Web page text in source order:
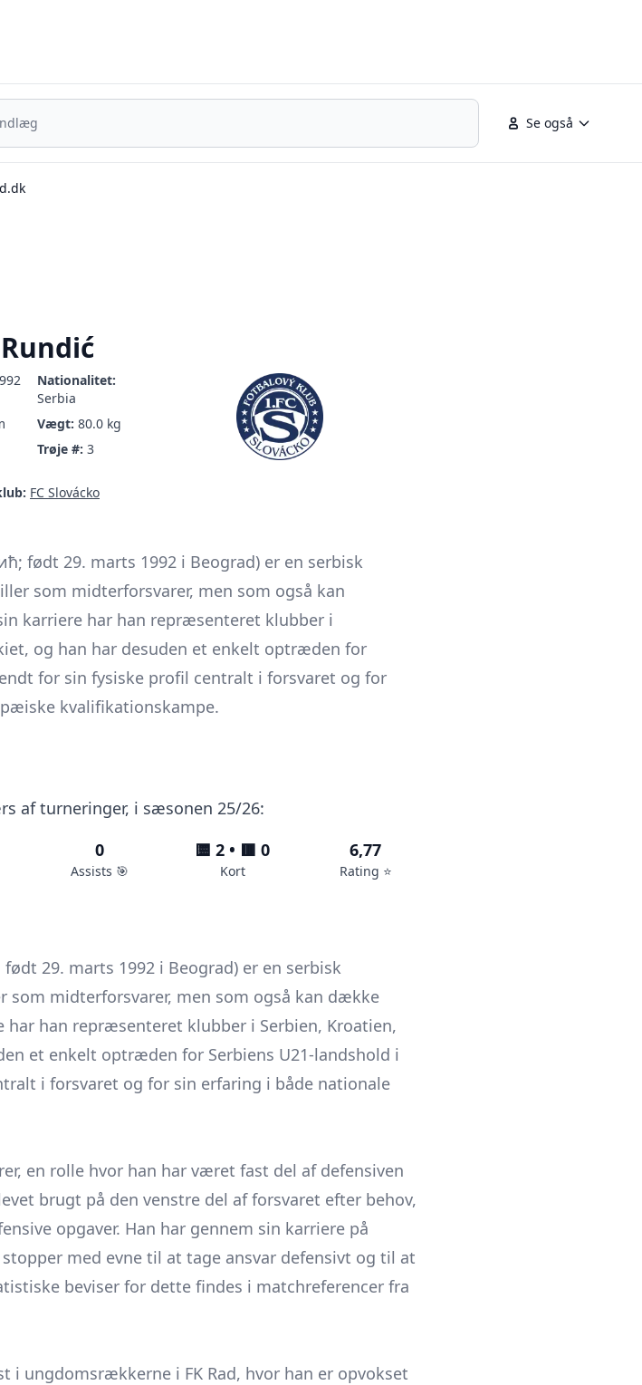
Se også
Nationalitet:
Serbia
Vægt: 80.0 kg
Trøje #: 3
FC Slovácko
født 29. marts 1992 i Beograd) er en serbisk
som midterforsvarer, men som også kan
karriere har han repræsenteret klubber i
og han har desuden et enkelt optræden for
for sin fysiske profil centralt i forsvaret og for
kvalifikationskampe.
af turneringer, i sæsonen 25/26:
0
Assists 🎯
🟨 2 • 🟥 0
Kort
6,77
Rating ⭐️
29. marts 1992 i Beograd) er en serbisk
midterforsvarer, men som også kan dække
han repræsenteret klubber i Serbien, Kroatien,
et enkelt optræden for Serbiens U21-landshold i
i forsvaret og for sin erfaring i både nationale
en rolle hvor han har været fast del af defensiven
brugt på den venstre del af forsvaret efter behov,
opgaver. Han har gennem sin karriere på
med evne til at tage ansvar defensivt og til at
beviser for dette findes i matchreferencer fra
ungdomsrækkerne i FK Rad, hvor han er opvokset